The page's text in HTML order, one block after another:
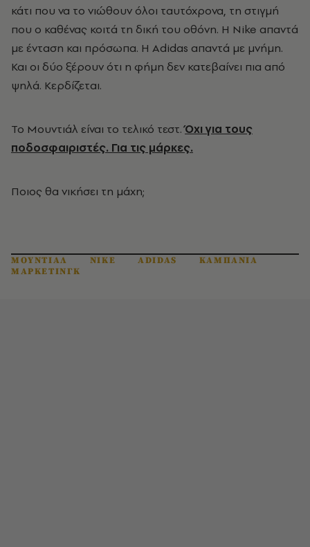
κάτι που να το νιώθουν όλοι ταυτόχρονα, τη στιγμή
που ο καθένας κοιτά τη δική του οθόνη. Η Nike απαντά
με ένταση και πρόσωπα. Η Adidas απαντά με μνήμη.
Και οι δύο ξέρουν ότι η φήμη δεν κατεβαίνει πια από
ψηλά. Κερδίζεται.
Το Μουντιάλ είναι το τελικό τεστ.Όχι για τους
ποδοσφαιριστές. Για τις μάρκες.
Ποιος θα νικήσει τη μάχη;
ΜΟΥΝΤΙΑΛ NIKE ADIDAS
ΚΑΜΠΑΝΙΑ
ΜΑΡΚΕΤΙΝΓΚ